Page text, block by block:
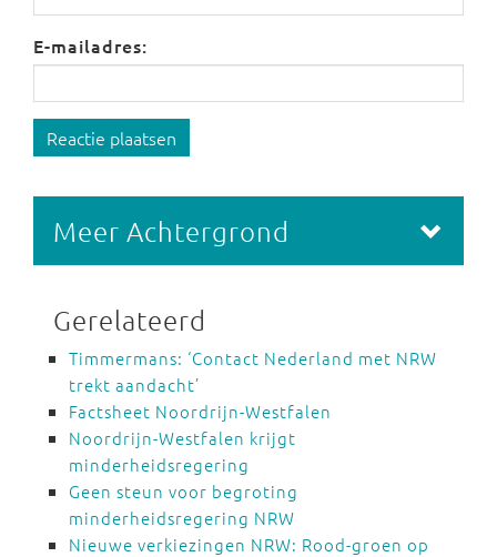
E-mailadres:
Reactie plaatsen
Meer Achtergrond
Gerelateerd
Timmermans: ‘Contact Nederland met NRW
trekt aandacht’
Factsheet Noordrijn-Westfalen
Noordrijn-Westfalen krijgt
minderheidsregering
Geen steun voor begroting
minderheidsregering NRW
Nieuwe verkiezingen NRW: Rood-groen op